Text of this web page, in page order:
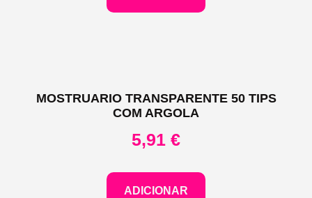
MOSTRUARIO TRANSPARENTE 50 TIPS
COM ARGOLA
5,91 €
ADICIONAR